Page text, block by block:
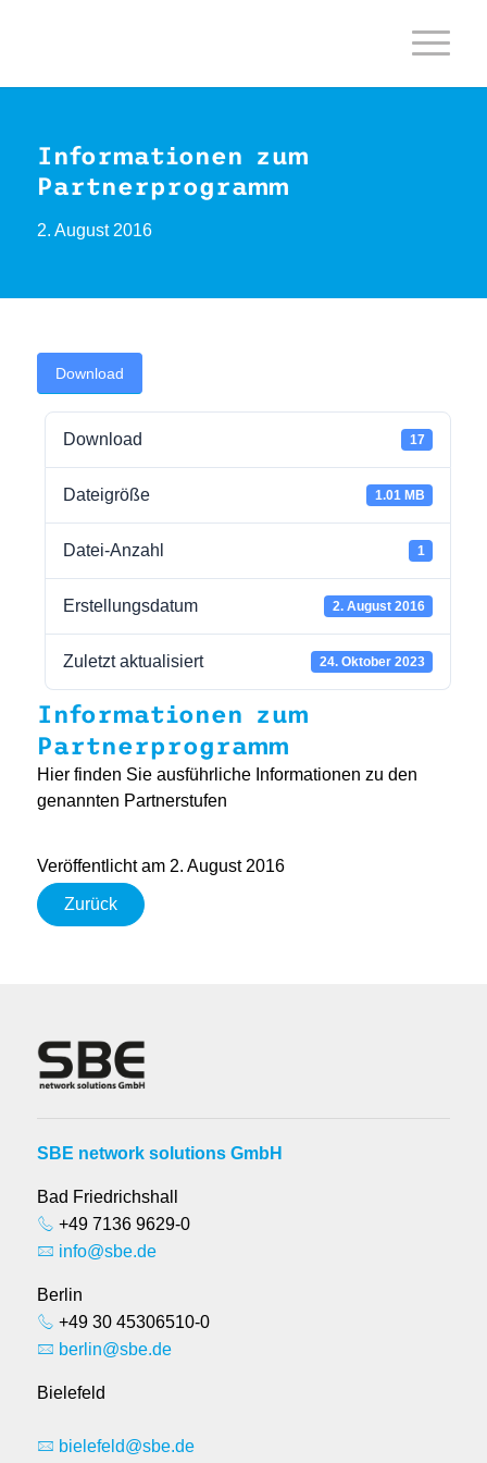
Informationen zum
Partnerprogramm
2. August 2016
Download
Download 17
Dateigröße 1.01 MB
Datei-Anzahl 1
Erstellungsdatum 2. August 2016
Zuletzt aktualisiert 24. Oktober 2023
Informationen zum
Partnerprogramm
Hier finden Sie ausführliche Informationen zu den
genannten Partnerstufen
Veröffentlicht am 2. August 2016
Zurück
SBE network solutions GmbH
Bad Friedrichshall
+49 7136 9629-0
info@sbe.de
Berlin
+49 30 45306510-0
berlin@sbe.de
Bielefeld
bielefeld@sbe.de